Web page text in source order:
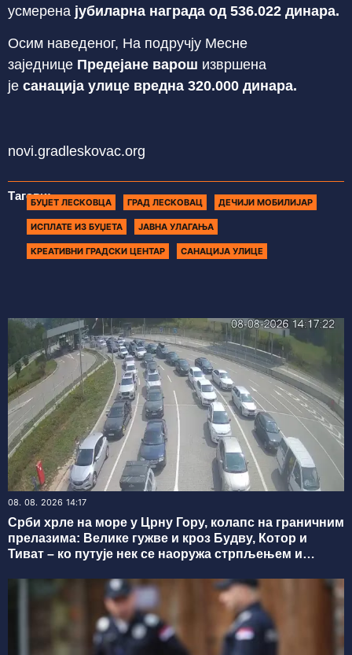
усмерена јубиларна награда од 536.022 динара.
Осим наведеног, На подручју Месне
заједнице Предејане варош извршена
је санација улице вредна 320.000 динара.
novi.gradleskovac.org
Тагови:БУЏЕТ ЛЕСКОВЦА ГРАД ЛЕСКОВАЦ ДЕЧИЈИ МОБИЛИЈАР
ИСПЛАТЕ ИЗ БУЏЕТА ЈАВНА УЛАГАЊА
КРЕАТИВНИ ГРАДСКИ ЦЕНТАР САНАЦИЈА УЛИЦЕ
08. 08. 2026 14:17
Срби хрле на море у Црну Гору, колапс на граничним
прелазима: Велике гужве и кроз Будву, Котор и
Тиват – ко путује нек се наоружа стрпљењем и